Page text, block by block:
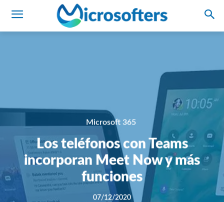
Microsoft 365
Los teléfonos con Teams
incorporan Meet Now y más
funciones
07/12/2020